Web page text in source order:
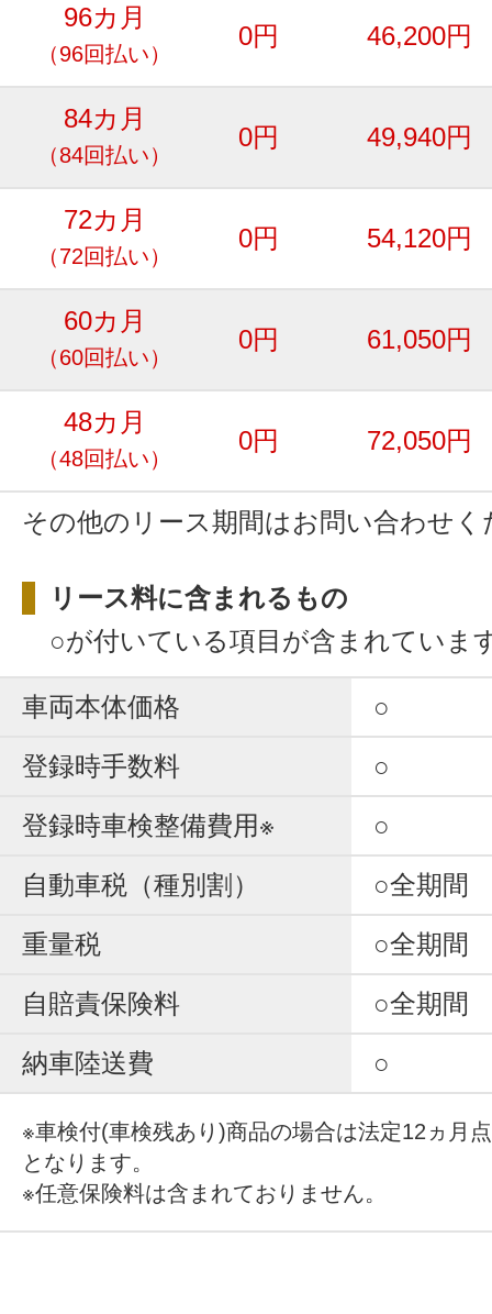
96カ月
（96回払い）
0円 46,200円
84カ月
（84回払い）
0円 49,940円
72カ月
（72回払い）
0円 54,120円
60カ月
（60回払い）
0円 61,050円
48カ月
（48回払い）
0円 72,050円
その他のリース期間はお問い合わせく
リース料に含まれるもの
○が付いている項目が含まれていま
車両本体価格
○
登録時手数料
○
登録時車検整備費用※
○
自動車税（種別割）
○全期間
重量税
○全期間
自賠責保険料
○全期間
納車陸送費
○
※車検付(車検残あり)商品の場合は法定12ヵ月
となります。
※任意保険料は含まれておりません。